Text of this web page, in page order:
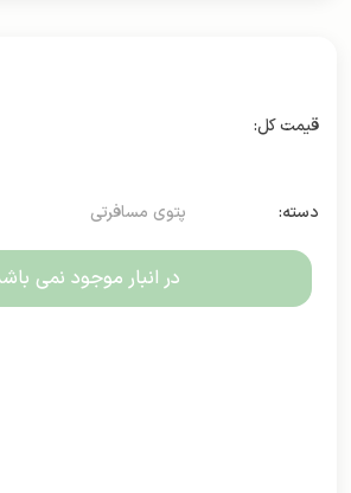
دسته: پتوی مسافرتی
در انبار موجود نمی